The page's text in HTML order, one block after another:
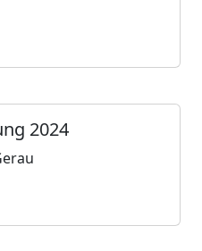
2024